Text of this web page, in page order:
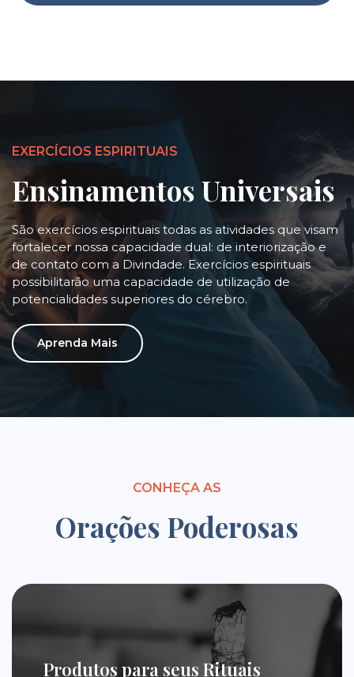
EXERCÍCIOS ESPIRITUAIS
Ensinamentos Universais
São exercícios espirituais todas as atividades que visam
fortalecer nossa capacidade dual: de interiorização e
de contato com a Divindade. Exercícios espirituais
possibilitarão uma capacidade de utilização de
potencialidades superiores do cérebro.
Aprenda Mais
CONHEÇA AS
Orações Poderosas
Produtos para seus Rituais